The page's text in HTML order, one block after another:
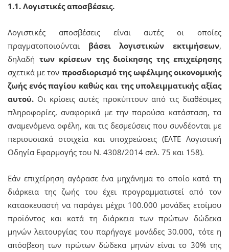
1.1. Λογιστικές αποσβέσεις.
Λογιστικές αποσβέσεις είναι αυτές οι οποίες
πραγματοποιούνται βάσει λογιστικών εκτιμήσεων,
δηλαδή των κρίσεων της διοίκησης της επιχείρησης
σχετικά με τον προσδιορισμό της ωφέλιμης οικονομικής
ζωής ενός παγίου καθώς και της υπολειμματικής αξίας
αυτού. Οι κρίσεις αυτές προκύπτουν από τις διαθέσιμες
πληροφορίες, αναφορικά με την παρούσα κατάσταση, τα
αναμενόμενα οφέλη, και τις δεσμεύσεις που συνδέονται με
περιουσιακά στοιχεία και υποχρεώσεις (ΕΛΤΕ Λογιστική
Οδηγία Εφαρμογής του Ν. 4308/2014 σελ. 75 και 158).
Εάν επιχείρηση αγόρασε ένα μηχάνημα το οποίο κατά τη
διάρκεια της ζωής του έχει προγραμματιστεί από τον
κατασκευαστή να παράγει μέχρι 100.000 μονάδες ετοίμου
προϊόντος και κατά τη διάρκεια των πρώτων δώδεκα
μηνών λειτουργίας του παρήγαγε μονάδες 30.000, τότε η
απόσβεση των πρώτων δώδεκα μηνών είναι το 30% της